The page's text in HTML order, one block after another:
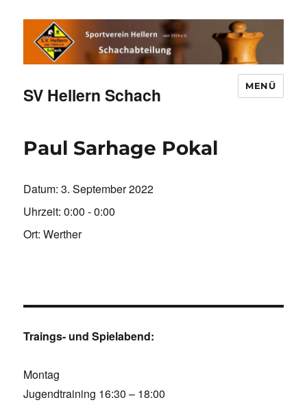
SV Hellern Schach MENÜ
Paul Sarhage Pokal
Datum:3. September 2022
Uhrzeit:0:00 - 0:00
Ort:Werther
Traings- und Spielabend:
Montag
Jugendtraining 16:30 – 18:00